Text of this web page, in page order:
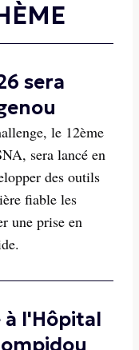
sera
le 12ème
sera lancé en
des outils
fiable les
une prise en
à l'Hôpital